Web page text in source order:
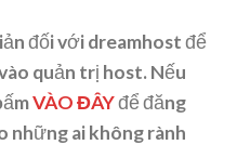
đối với dreamhost để
quản trị host. Nếu
VÀO ĐÂYđể đăng
những ai không rành